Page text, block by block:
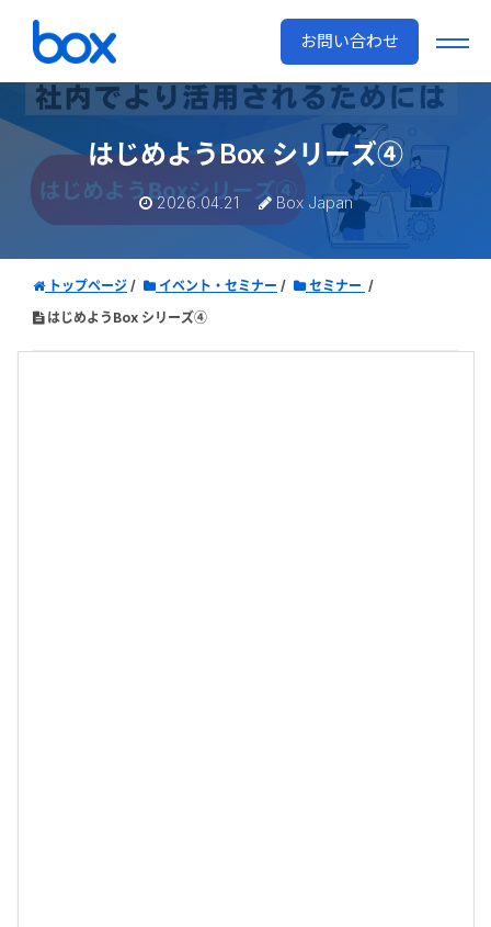
お問い合わせ
はじめようBox シリーズ④
2026.04.21 Box Japan
トップページ イベント・セミナー
セミナー
はじめようBox シリーズ④